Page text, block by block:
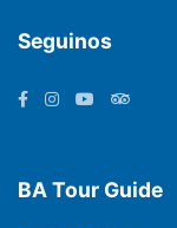
Seguinos
BA Tour Guide